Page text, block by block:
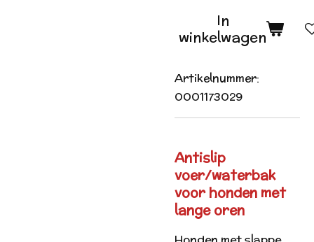
In
winkelwagen
Artikelnummer:
0001173029
Antislip
voer/waterbak
voor honden met
lange oren